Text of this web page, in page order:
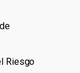
Riesgo